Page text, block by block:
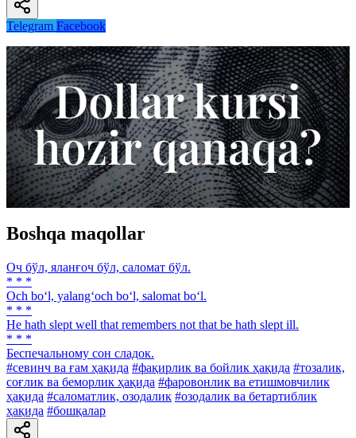
Telegram Facebook
Boshqa maqollar
Оч бўл, яланғоч бўл, саломат бўл.
* * *
Och bo‘l, yalang‘och bo‘l, salomat bo‘l.
* * *
He hath slept well that remembers not that be hath slept ill.
* * *
Беспечальному сон сладок.
#севинч ва ғам ҳақида #фақирлик ва бойлик ҳақида #тозалик,
соғлик ва беморлик ҳақида #фаровонлик ва етишмовчилик
ҳақида #саломатлик, озодалик #озодалик ва бетартиблик
ҳақида #бошқалар